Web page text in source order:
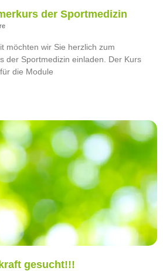
der Sportmedizin
möchten wir Sie herzlich zum
der Sportmedizin einladen. Der Kurs
die Module
gesucht!!!